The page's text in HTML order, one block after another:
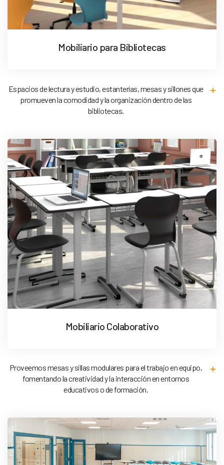
Mobiliario para Bibliotecas
Espacios de lectura y estudio, estanterías, mesas y sillones que
promueven la comodidad y la organización dentro de las
bibliotecas.
Mobiliario Colaborativo
Proveemos mesas y sillas modulares para el trabajo en equipo,
fomentando la creatividad y la interacción en entornos
educativos o de formación.